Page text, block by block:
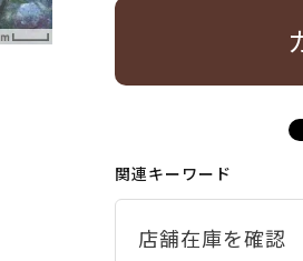
関連キーワード